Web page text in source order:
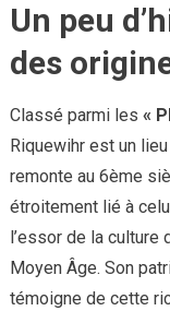
Un peu
des
Classé parmi les «
Riquewihr est un
remonte au 6ème
étroitement lié à
l’essor de la
Moyen Âge. Son
témoigne de cette